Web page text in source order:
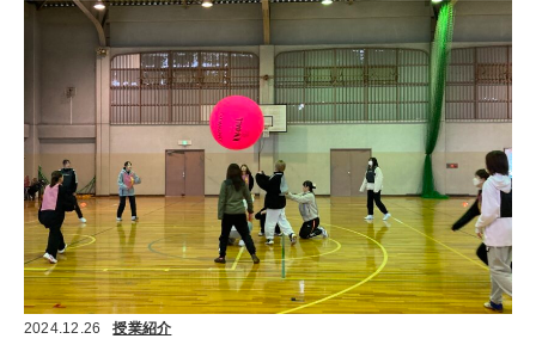
2024.12.26 授業紹介